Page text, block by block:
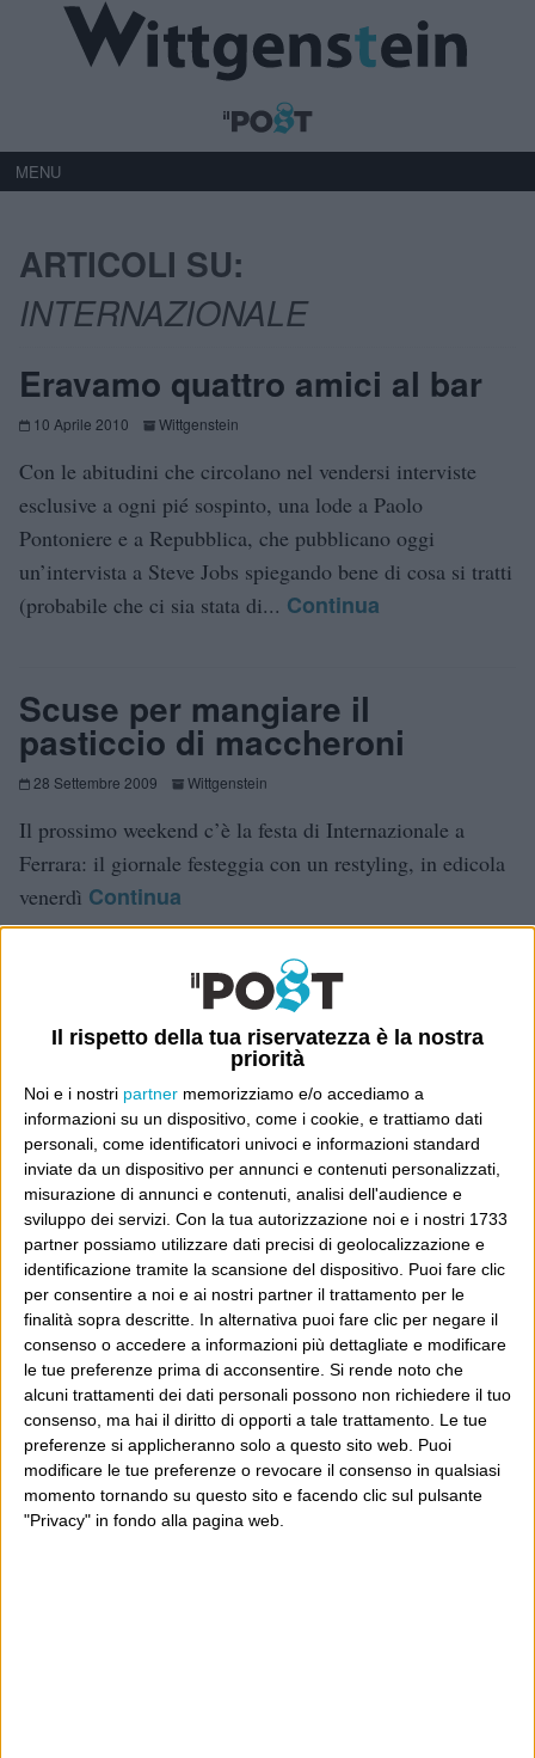
Il rispetto della tua riservatezza è la nostra
priorità
Noi e i nostri partner memorizziamo e/o accediamo a
informazioni su un dispositivo, come i cookie, e trattiamo dati
personali, come identificatori univoci e informazioni standard
inviate da un dispositivo per annunci e contenuti personalizzati,
misurazione di annunci e contenuti, analisi dell'audience e
sviluppo dei servizi. Con la tua autorizzazione noi e i nostri 1733
partner possiamo utilizzare dati precisi di geolocalizzazione e
identificazione tramite la scansione del dispositivo. Puoi fare clic
per consentire a noi e ai nostri partner il trattamento per le
finalità sopra descritte. In alternativa puoi fare clic per negare il
consenso o accedere a informazioni più dettagliate e modificare
le tue preferenze prima di acconsentire. Si rende noto che
alcuni trattamenti dei dati personali possono non richiedere il tuo
consenso, ma hai il diritto di opporti a tale trattamento. Le tue
preferenze si applicheranno solo a questo sito web. Puoi
modificare le tue preferenze o revocare il consenso in qualsiasi
momento tornando su questo sito e facendo clic sul pulsante
"Privacy" in fondo alla pagina web.
MENU
ARTICOLI SU:
INTERNAZIONALE
Eravamo quattro amici al bar
10 Aprile 2010 Wittgenstein
Con le abitudini che circolano nel vendersi interviste
esclusive a ogni pié sospinto, una lode a Paolo
Pontoniere e a Repubblica, che pubblicano oggi
un’intervista a Steve Jobs spiegando bene di cosa si tratti
(probabile che ci sia stata di... Continua
Scuse per mangiare il
pasticcio di maccheroni
28 Settembre 2009 Wittgenstein
Il prossimo weekend c’è la festa di Internazionale a
Ferrara: il giornale festeggia con un restyling, in edicola
venerdì Continua
E per i regali di Natale (del 2026!)